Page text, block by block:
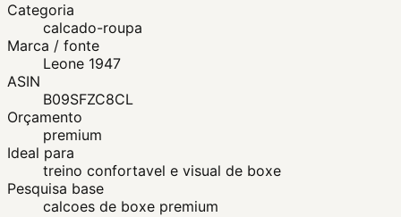
Categoria
calcado-roupa
Marca / fonte
Leone 1947
ASIN
B09SFZC8CL
Orçamento
premium
Ideal para
treino confortavel e visual de boxe
Pesquisa base
calcoes de boxe premium